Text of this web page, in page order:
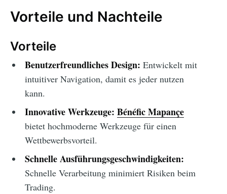
Vorteile und Nachteile
Vorteile
Benutzerfreundliches Design: Entwickelt mit
intuitiver Navigation, damit es jeder nutzen
kann.
Innovative Werkzeuge: Bénéfic Mapançe
bietet hochmoderne Werkzeuge für einen
Wettbewerbsvorteil.
Schnelle Ausführungsgeschwindigkeiten:
Schnelle Verarbeitung minimiert Risiken beim
Trading.